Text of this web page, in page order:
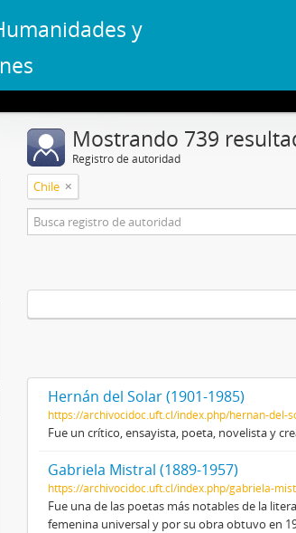
y
Mostrando 739
Registro de autoridad
Chile
Hernán del Solar (1901-1985)
https://archivocidoc.uft.cl/index.php/hernan-del-
Fue un crítico, ensayista, poeta, novelista y
Gabriela Mistral (1889-1957)
https://archivocidoc.uft.cl/index.php/gabriela-
Fue una de las poetas más notables de la
femenina universal y por su obra obtuvo en